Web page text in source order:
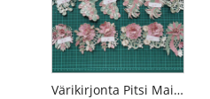
Värikirjonta Pitsi Maitomainen